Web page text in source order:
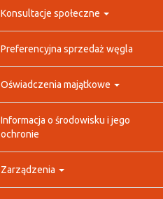
Konsultacje społeczne
Preferencyjna sprzedaż węgla
Oświadczenia majątkowe
Informacja o środowisku i jego
ochronie
Zarządzenia